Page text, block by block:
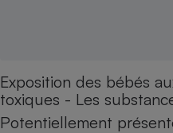
Exposition des bébés
toxiques - Les
Potentiellement